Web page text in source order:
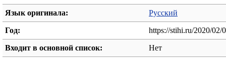
Язык оригинала: Русский
Год: https://stihi.ru/2020/02/
Входит в основной список: Нет